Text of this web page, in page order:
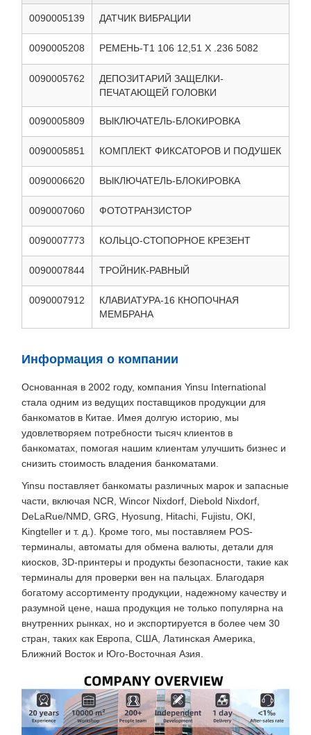
0090005139 ДАТЧИК ВИБРАЦИИ
0090005208 РЕМЕНЬ-T1 106 12,51 X .236 5082
0090005762
ДЕПОЗИТАРИЙ ЗАЩЕЛКИ-
ПЕЧАТАЮЩЕЙ ГОЛОВКИ
0090005809 ВЫКЛЮЧАТЕЛЬ-БЛОКИРОВКА
0090005851 КОМПЛЕКТ ФИКСАТОРОВ И ПОДУШЕК
0090006620 ВЫКЛЮЧАТЕЛЬ-БЛОКИРОВКА
0090007060 ФОТОТРАНЗИСТОР
0090007773 КОЛЬЦО-СТОПОРНОЕ КРЕЗЕНТ
0090007844 ТРОЙНИК-РАВНЫЙ
0090007912
КЛАВИАТУРА-16 КНОПОЧНАЯ
МЕМБРАНА
Информация о компании
Основанная в 2002 году, компания Yinsu International
стала одним из ведущих поставщиков продукции для
банкоматов в Китае. Имея долгую историю, мы
удовлетворяем потребности тысяч клиентов в
банкоматах, помогая нашим клиентам улучшить бизнес и
снизить стоимость владения банкоматами.
Yinsu поставляет банкоматы различных марок и запасные
части, включая NCR, Wincor Nixdorf, Diebold Nixdorf,
DeLaRue/NMD, GRG, Hyosung, Hitachi, Fujistu, OKI,
Kingteller и т. д.). Кроме того, мы поставляем POS-
терминалы, автоматы для обмена валюты, детали для
киосков, 3D-принтеры и продукты безопасности, такие как
терминалы для проверки вен на пальцах. Благодаря
богатому ассортименту продукции, надежному качеству и
разумной цене, наша продукция не только популярна на
внутренних рынках, но и экспортируется в более чем 30
стран, таких как Европа, США, Латинская Америка,
Ближний Восток и Юго-Восточная Азия.